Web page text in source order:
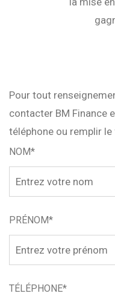
Pour tout
contacter BM Finance
téléphone ou remplir
NOM*
PRÉNOM*
TÉLÉPHONE*